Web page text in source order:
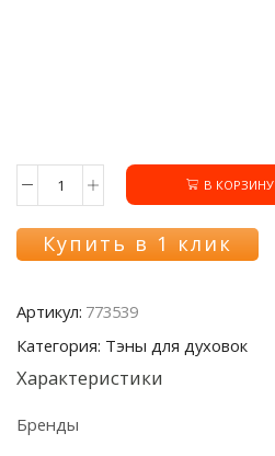
Количество
товара
ТЭН
773539
Bosch/Siemens,
В КОРЗИНУ
Купить в 1 клик
Артикул: 773539
Категория: Тэны для духовок
Характеристики
Бренды